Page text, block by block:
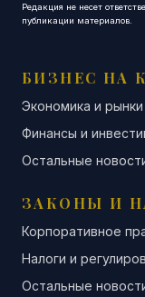
Редакция не несет
публикации материалов.
БИЗНЕС НА
Экономика и рынки
Финансы и
Остальные
ЗАКОНЫ И
Корпоративное
Налоги и
Остальные